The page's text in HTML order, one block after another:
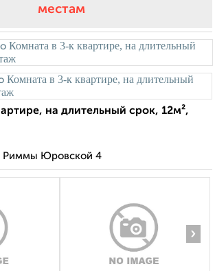
местам
на длительный срок, 12м²,
Риммы Юровской 4
›